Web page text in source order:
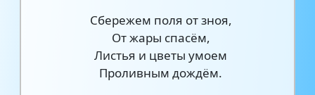
Сбережем поля от зноя,
От жары спасём,
Листья и цветы умоем
Проливным дождём.